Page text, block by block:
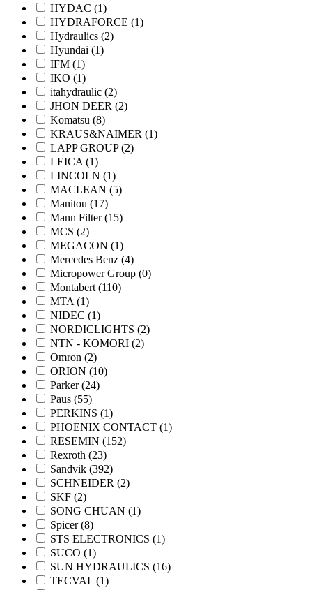
HYDAC (1)
HYDRAFORCE (1)
Hydraulics (2)
Hyundai (1)
IFM (1)
IKO (1)
itahydraulic (2)
JHON DEER (2)
Komatsu (8)
KRAUS&NAIMER (1)
LAPP GROUP(2)
LEICA (1)
LINCOLN (1)
MACLEAN (5)
Manitou (17)
Mann Filter(15)
MCS (2)
MEGACON (1)
Mercedes Benz (4)
Micropower Group (0)
Montabert (110)
MTA (1)
NIDEC (1)
NORDICLIGHTS (2)
NTN - KOMORI (2)
Omron (2)
ORION (10)
Parker(24)
Paus (55)
PERKINS (1)
PHOENIX CONTACT (1)
RESEMIN (152)
Rexroth (23)
Sandvik (392)
SCHNEIDER (2)
SKF (2)
SONG CHUAN (1)
Spicer(8)
STS ELECTRONICS (1)
SUCO (1)
SUN HYDRAULICS (16)
TECVAL (1)